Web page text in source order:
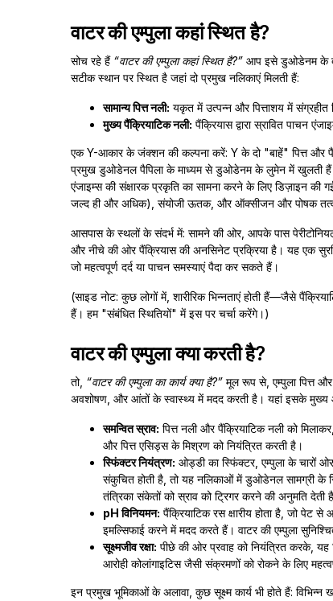
वाटर की एम्पुला कहां स्थित है?
सोच रहे हैं “वाटर की एम्पुला कहां स्थित है?” आप इसे डुओडेनम के
सटीक स्थान पर स्थित है जहां दो प्रमुख नलिकाएं मिलती हैं:
सामान्य पित्त नली: यकृत में उत्पन्न और पित्ताशय में संग्रहीत
मुख्य पैंक्रियाटिक नली: पैंक्रियास द्वारा स्रावित पाचन
एक Y-आकार के जंक्शन की कल्पना करें: Y के दो "बाहें" पित्त और
प्रमुख डुओडेनल पैपिला के माध्यम से डुओडेनम के लुमेन में खुलती हैं।
एंजाइम्स की संक्षारक प्रकृति का सामना करने के लिए डिज़ाइन की
जल्द ही और अधिक), संयोजी ऊतक, और ऑक्सीजन और पोषक तत्वों
आसपास के स्थलों के संदर्भ में: सामने की ओर, आपके पास
और नीचे की ओर पैंक्रियास की अनसिनेट प्रक्रिया है। यह एक
जो महत्वपूर्ण दर्द या पाचन समस्याएं पैदा कर सकते हैं।
(साइड नोट: कुछ लोगों में, शारीरिक भिन्नताएं होती हैं—जैसे
हैं। हम "संबंधित स्थितियों" में इस पर चर्चा करेंगे।)
वाटर की एम्पुला क्या करती है?
तो, “वाटर की एम्पुला का कार्य क्या है?” मूल रूप से, एम्पुला पित्त
अवशोषण, और आंतों के स्वास्थ्य में मदद करती है। यहां इसके मुख्य
समन्वित स्राव: पित्त नली और पैंक्रियाटिक नली को
और पित्त एसिड्स के मिश्रण को नियंत्रित करती है।
स्फिंक्टर नियंत्रण: ओड्डी का स्फिंक्टर, एम्पुला के चारों
संकुचित होती है, तो यह नलिकाओं में डुओडेनल सामग्री के
तंत्रिका संकेतों को स्राव को ट्रिगर करने की अनुमति देती
pH विनियमन: पैंक्रियाटिक रस क्षारीय होता है, जो पेट
इमल्सिफाई करने में मदद करते हैं। वाटर की एम्पुला
सूक्ष्मजीव रक्षा: पीछे की ओर प्रवाह को नियंत्रित करके,
आरोही कोलांगाइटिस जैसी संक्रमणों को रोकने के लिए
इन प्रमुख भूमिकाओं के अलावा, कुछ सूक्ष्म कार्य भी होते हैं: विभिन्न